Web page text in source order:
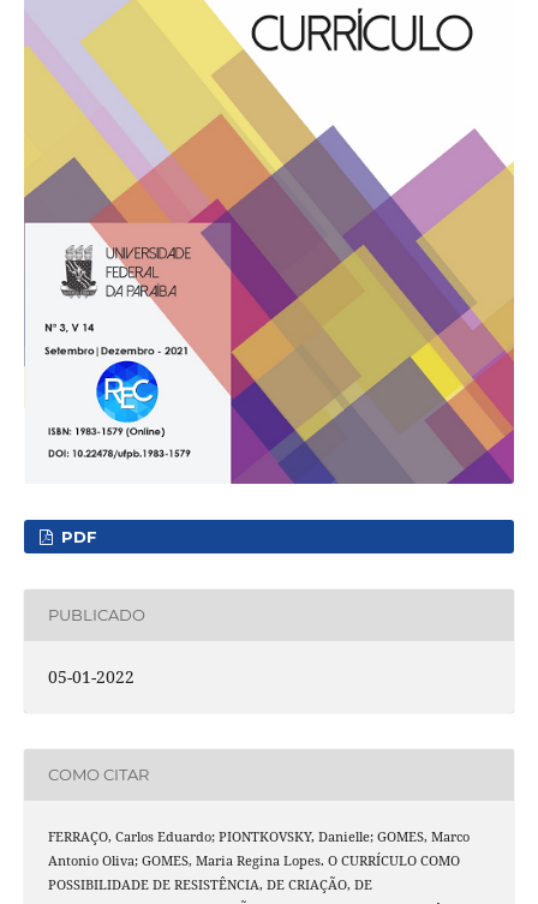
PDF
PUBLICADO
05-01-2022
COMO CITAR
FERRAÇO, Carlos Eduardo; PIONTKOVSKY, Danielle; GOMES, Marco
Antonio Oliva; GOMES, Maria Regina Lopes. O CURRÍCULO COMO
POSSIBILIDADE DE RESISTÊNCIA, DE CRIAÇÃO, DE